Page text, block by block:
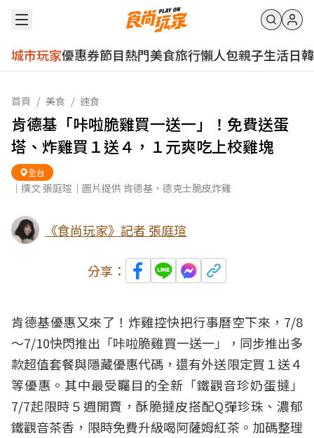
城市玩家優惠券節目熱門美食旅行懶人包親子生活日韓
首頁 / 美食 / 速食
肯德基「咔啦脆雞買一送一」！免費送蛋
塔、炸雞買１送４，１元爽吃上校雞塊
全台
｜撰文 張庭瑄｜圖片提供 肯德基、德克士脆皮炸雞
《食尚玩家》記者 張庭瑄
分享：
肯德基優惠又來了！炸雞控快把行事曆空下來，7/8
～7/10快閃推出「咔啦脆雞買一送一」，同步推出多
款超值套餐與隱藏優惠代碼，還有外送限定買１送４
等優惠。其中最受矚目的全新「鐵觀音珍奶蛋撻」
7/7起限時５週開賣，酥脆撻皮搭配Q彈珍珠、濃郁
鐵觀音茶香，限時免費升級喝阿薩姆紅茶。加碼整理